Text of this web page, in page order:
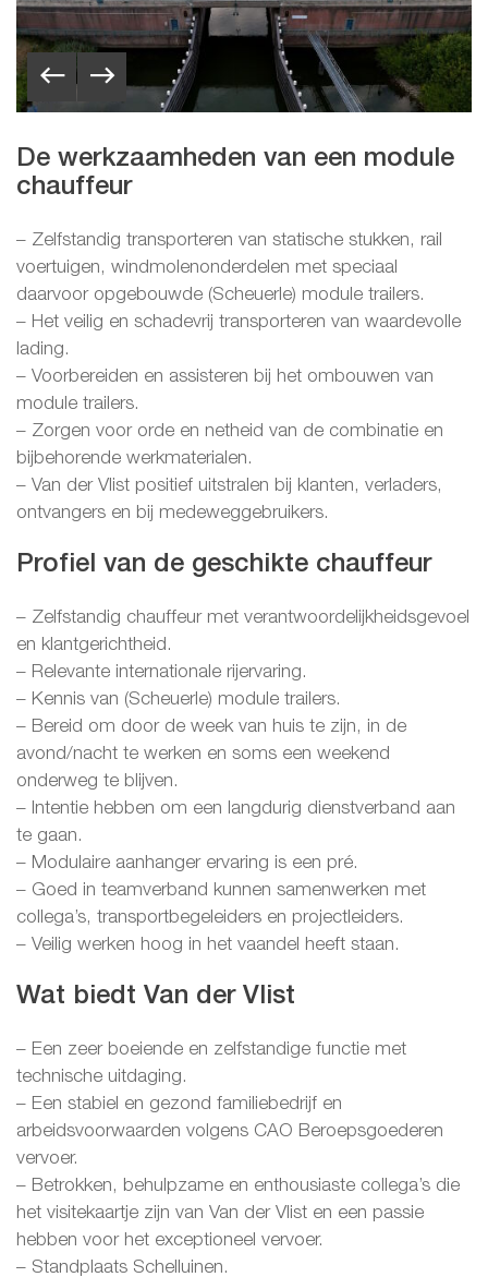
De werkzaamheden van een module
chauffeur
– Zelfstandig transporteren van statische stukken, rail
voertuigen, windmolenonderdelen met speciaal
daarvoor opgebouwde (Scheuerle) module trailers.
– Het veilig en schadevrij transporteren van waardevolle
lading.
– Voorbereiden en assisteren bij het ombouwen van
module trailers.
– Zorgen voor orde en netheid van de combinatie en
bijbehorende werkmaterialen.
– Van der Vlist positief uitstralen bij klanten, verladers,
ontvangers en bij medeweggebruikers.
Profiel van de geschikte chauffeur
– Zelfstandig chauffeur met verantwoordelijkheidsgevoel
en klantgerichtheid.
– Relevante internationale rijervaring.
– Kennis van (Scheuerle) module trailers.
– Bereid om door de week van huis te zijn, in de
avond/nacht te werken en soms een weekend
onderweg te blijven.
– Intentie hebben om een langdurig dienstverband aan
te gaan.
– Modulaire aanhanger ervaring is een pré.
– Goed in teamverband kunnen samenwerken met
collega’s, transportbegeleiders en projectleiders.
– Veilig werken hoog in het vaandel heeft staan.
Wat biedt Van der Vlist
– Een zeer boeiende en zelfstandige functie met
technische uitdaging.
– Een stabiel en gezond familiebedrijf en
arbeidsvoorwaarden volgens CAO Beroepsgoederen
vervoer.
– Betrokken, behulpzame en enthousiaste collega’s die
het visitekaartje zijn van Van der Vlist en een passie
hebben voor het exceptioneel vervoer.
– Standplaats Schelluinen.